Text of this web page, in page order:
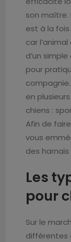
son maître.
est à la
car
d’un
pour
compagnie.
en
chiens :
Afin de
vous
des
Les
pour
Sur le
différentes